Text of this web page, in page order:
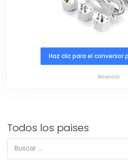
Haz clic para el conversor
Anuncio
Todos los paises